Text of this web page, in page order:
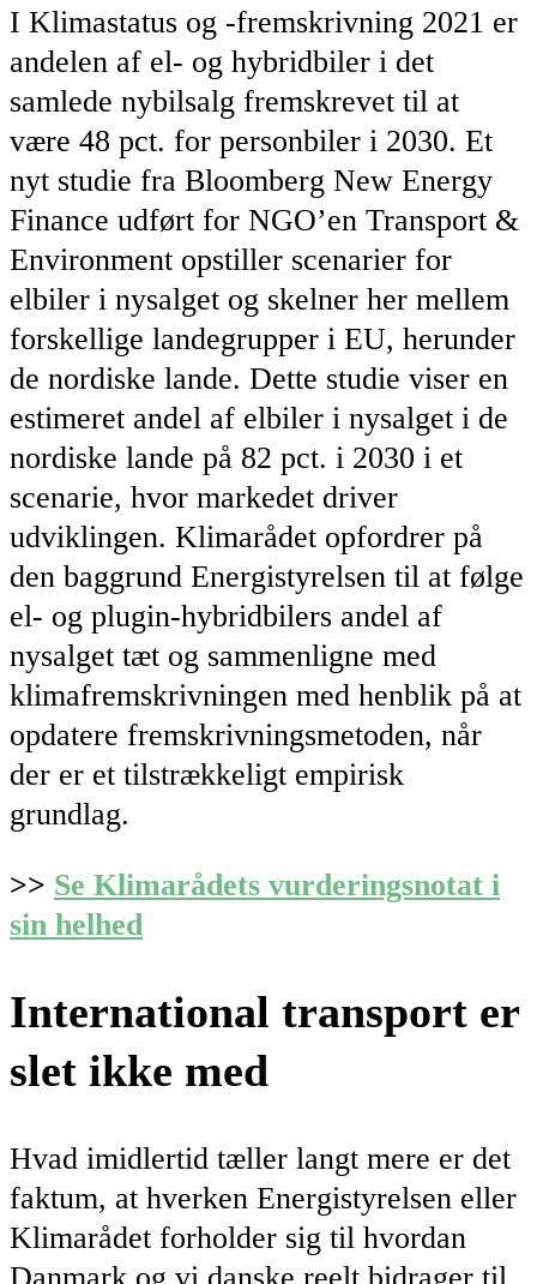
I Klimastatus og -fremskrivning 2021 er
andelen af el- og hybridbiler i det
samlede nybilsalg fremskrevet til at
være 48 pct. for personbiler i 2030. Et
nyt studie fra Bloomberg New Energy
Finance udført for NGO’en Transport &
Environment opstiller scenarier for
elbiler i nysalget og skelner her mellem
forskellige landegrupper i EU, herunder
de nordiske lande. Dette studie viser en
estimeret andel af elbiler i nysalget i de
nordiske lande på 82 pct. i 2030 i et
scenarie, hvor markedet driver
udviklingen. Klimarådet opfordrer på
den baggrund Energistyrelsen til at følge
el- og plugin-hybridbilers andel af
nysalget tæt og sammenligne med
klimafremskrivningen med henblik på at
opdatere fremskrivningsmetoden, når
der er et tilstrækkeligt empirisk
grundlag.
>> Se Klimarådets vurderingsnotat i
sin helhed
International transport er
slet ikke med
Hvad imidlertid tæller langt mere er det
faktum, at hverken Energistyrelsen eller
Klimarådet forholder sig til hvordan